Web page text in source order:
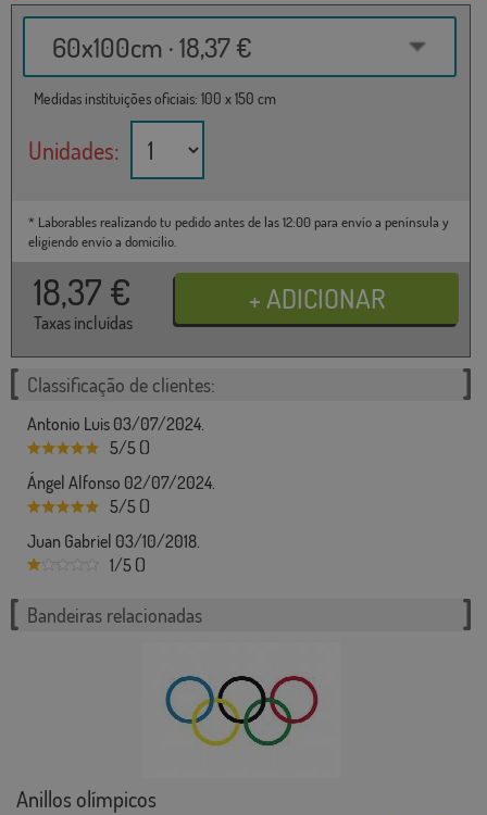
60x100cm · 18,37 €
Medidas instituições oficiais: 100 x 150 cm
Unidades:
* Laborables realizando tu pedido antes de las 12:00 para envío a península y
eligiendo envío a domicilio.
18,37 €
Taxas incluídas
Classificação de clientes:
Antonio Luis 03/07/2024.
5/5 ()
Ángel Alfonso 02/07/2024.
5/5 ()
Juan Gabriel 03/10/2018.
1/5 ()
Bandeiras relacionadas
Anillos olímpicos